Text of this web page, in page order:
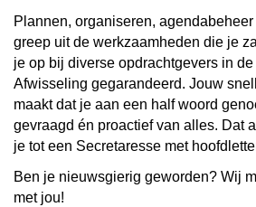
Plannen, organiseren,
greep uit de werkzaamheden die je
je op bij diverse opdrachtgevers in
Afwisseling gegarandeerd. Jouw
maakt dat je aan een half woord
gevraagd én proactief van alles. Dat
je tot een Secretaresse met
Ben je nieuwsgierig geworden? Wij
met jou!